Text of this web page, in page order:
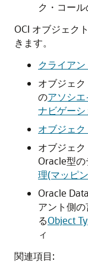
ク・コー
OCI オブジェク
きます。
クライア
オブジェ
のアソシ
ナビゲー
オブジェ
オブジェク
Oracle型
理(マッピ
Oracle
アント側
るObject
ィ
関連項目: